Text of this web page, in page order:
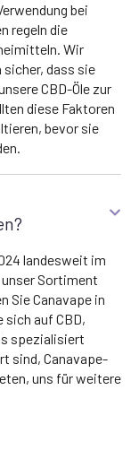
bei
regeln die
Wir
sicher, dass sie
CBD-Öle zur
diese Faktoren
bevor sie
landesweit im
Sortiment
Sie Canavape in
auf CBD,
spezialisiert
sind, Canavape-
uns für weitere